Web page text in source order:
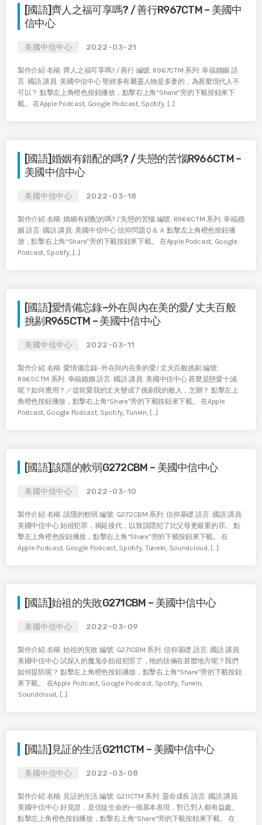
[國語]齊人之福可享嗎? / 善行R967CTM – 美國中
信中心
美國中信中心 2022-03-21
製作介紹 名稱: 齊人之福可享嗎? / 善行 編號: R967CTM 系列: 幸福婚姻 語
言: 國語 講員: 美國中信中心 聖經多有屬靈人物是多妻的，為甚麼現代人不
可以？ 點擊左上角橙色按鈕播放，點擊右上角“Share”旁的下載按鈕來下
載。 在Apple Podcast, Google Podcast, Spotify, […]
[國語]婚姻有錯配的嗎? / 失戀的苦惱R966CTM –
美國中信中心
美國中信中心 2022-03-18
製作介紹 名稱: 婚姻有錯配的嗎? / 失戀的苦惱 編號: R966CTM 系列: 幸福婚
姻 語言: 國語 講員: 美國中信中心 信仰問題Ｑ＆Ａ 點擊左上角橙色按鈕播
放，點擊右上角“Share”旁的下載按鈕來下載。 在Apple Podcast, Google
Podcast, Spotify, […]
[國語]愛情備忘錄–外在與內在美的愛/ 丈夫百般
挑剔R965CTM – 美國中信中心
美國中信中心 2022-03-11
製作介紹 名稱: 愛情備忘錄–外在與內在美的愛/ 丈夫百般挑剔 編號:
R965CTM 系列: 幸福婚姻 語言: 國語 講員: 美國中信中心 甚麼是戀愛十誡
呢？如何應用？／從前愛我的丈夫變成了挑剔我的敵人，怎辦？ 點擊左上
角橙色按鈕播放，點擊右上角“Share”旁的下載按鈕來下載。 在Apple
Podcast, Google Podcast, Spotify, TuneIn, […]
[國語]該隱的軟弱G272CBM – 美國中信中心
美國中信中心 2022-03-10
製作介紹 名稱: 該隱的軟弱 編號: G272CBM 系列: 信仰基礎 語言: 國語 講員:
美國中信中心 始祖犯罪，禍延後代，以致該隱犯了比父母更嚴重的罪。 點
擊左上角橙色按鈕播放，點擊右上角“Share”旁的下載按鈕來下載。 在
Apple Podcast, Google Podcast, Spotify, TuneIn, Soundcloud, […]
[國語]始祖的失敗G271CBM – 美國中信中心
美國中信中心 2022-03-09
製作介紹 名稱: 始祖的失敗 編號: G271CBM 系列: 信仰基礎 語言: 國語 講員:
美國中信中心 試探人的魔鬼令始祖犯罪了，牠的技倆在甚麼地方呢？我們
如何提防呢？ 點擊左上角橙色按鈕播放，點擊右上角“Share”旁的下載按鈕
來下載。 在Apple Podcast, Google Podcast, Spotify, TuneIn,
Soundcloud, […]
[國語]見証的生活G211CTM – 美國中信中心
美國中信中心 2022-03-08
製作介紹 名稱: 見証的生活 編號: G211CTM 系列: 靈命成長 語言: 國語 講員:
美國中信中心 好見證，是信徒生命的一個基本表現，對己對人都有益處。
點擊左上角橙色按鈕播放，點擊右上角“Share”旁的下載按鈕來下載。 在